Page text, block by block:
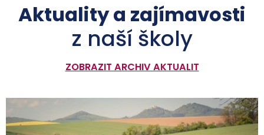
Aktuality a zajímavosti
z naší školy
ZOBRAZIT ARCHIV AKTUALIT